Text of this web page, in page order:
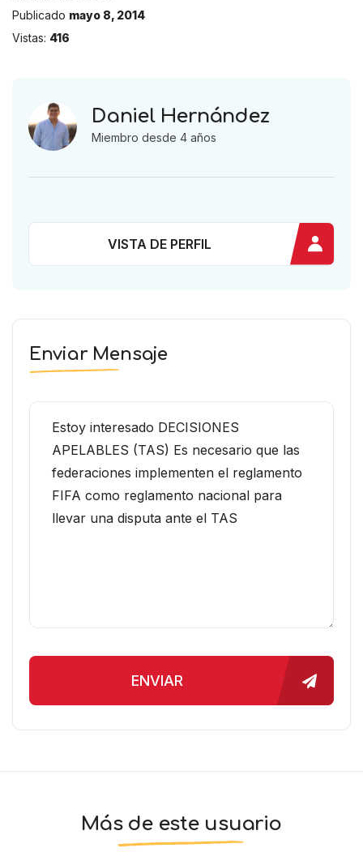
Publicado mayo 8, 2014
Vistas: 416
Daniel Hernández
Miembro desde 4 años
VISTA DE PERFIL
Enviar Mensaje
ENVIAR
Más de este usuario